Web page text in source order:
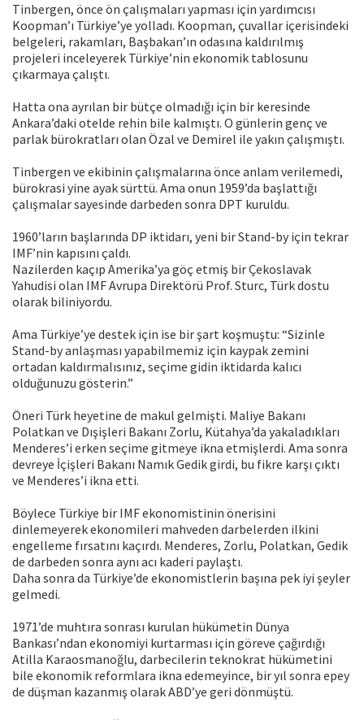
Tinbergen, önce ön çalışmaları yapması için yardımcısı
Koopman’ı Türkiye’ye yolladı. Koopman, çuvallar içerisindeki
belgeleri, rakamları, Başbakan’ın odasına kaldırılmış
projeleri inceleyerek Türkiye’nin ekonomik tablosunu
çıkarmaya çalıştı.
Hatta ona ayrılan bir bütçe olmadığı için bir keresinde
Ankara’daki otelde rehin bile kalmıştı. O günlerin genç ve
parlak bürokratları olan Özal ve Demirel ile yakın çalışmıştı.
Tinbergen ve ekibinin çalışmalarına önce anlam verilemedi,
bürokrasi yine ayak sürttü. Ama onun 1959’da başlattığı
çalışmalar sayesinde darbeden sonra DPT kuruldu.
1960’ların başlarında DP iktidarı, yeni bir Stand-by için tekrar
IMF’nin kapısını çaldı.
Nazilerden kaçıp Amerika’ya göç etmiş bir Çekoslavak
Yahudisi olan IMF Avrupa Direktörü Prof. Sturc, Türk dostu
olarak biliniyordu.
Ama Türkiye’ye destek için ise bir şart koşmuştu: “Sizinle
Stand-by anlaşması yapabilmemiz için kaypak zemini
ortadan kaldırmalısınız, seçime gidin iktidarda kalıcı
olduğunuzu gösterin.”
Öneri Türk heyetine de makul gelmişti. Maliye Bakanı
Polatkan ve Dışişleri Bakanı Zorlu, Kütahya’da yakaladıkları
Menderes’i erken seçime gitmeye ikna etmişlerdi. Ama sonra
devreye İçişleri Bakanı Namık Gedik girdi, bu fikre karşı çıktı
ve Menderes’i ikna etti.
Böylece Türkiye bir IMF ekonomistinin önerisini
dinlemeyerek ekonomileri mahveden darbelerden ilkini
engelleme fırsatını kaçırdı. Menderes, Zorlu, Polatkan, Gedik
de darbeden sonra aynı acı kaderi paylaştı.
Daha sonra da Türkiye’de ekonomistlerin başına pek iyi şeyler
gelmedi.
1971’de muhtıra sonrası kurulan hükümetin Dünya
Bankası’ndan ekonomiyi kurtarması için göreve çağırdığı
Atilla Karaosmanoğlu, darbecilerin teknokrat hükümetini
bile ekonomik reformlara ikna edemeyince, bir yıl sonra epey
de düşman kazanmış olarak ABD’ye geri dönmüştü.